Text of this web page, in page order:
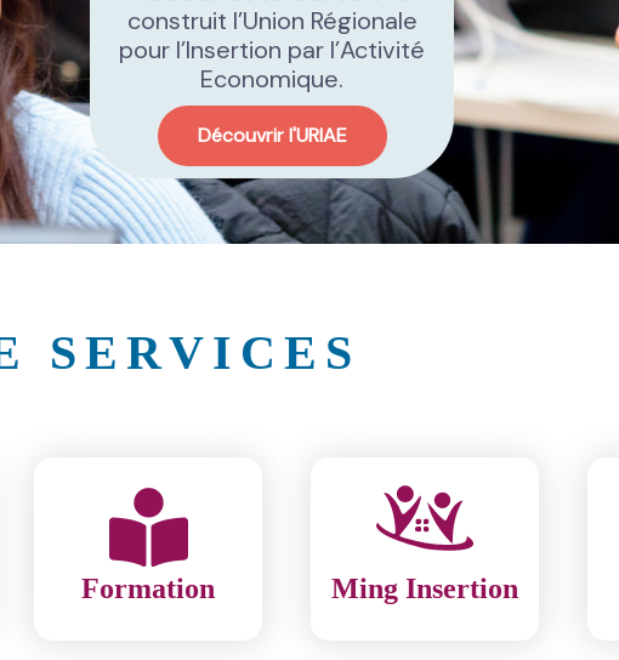
construit l’Union Régionale
pour l’Insertion par l’Activité
Economique.
Découvrir l'URIAE
SERVICES
Formation Ming Insertion